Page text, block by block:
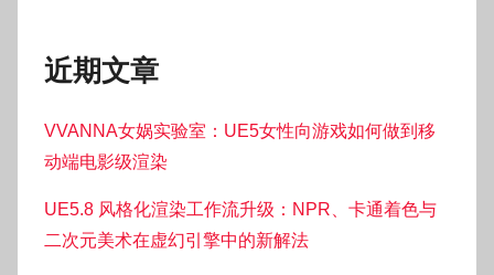
近期文章
VVANNA女娲实验室：UE5女性向游戏如何做到移
动端电影级渲染
UE5.8 风格化渲染工作流升级：NPR、卡通着色与
二次元美术在虚幻引擎中的新解法